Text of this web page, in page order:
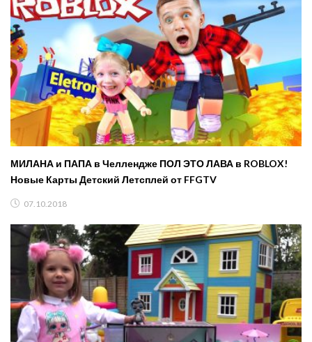
МИЛАНА и ПАПА в Челлендже ПОЛ ЭТО ЛАВА в ROBLOX!
Новые Карты Детский Летсплей от FFGTV
07.10.2018